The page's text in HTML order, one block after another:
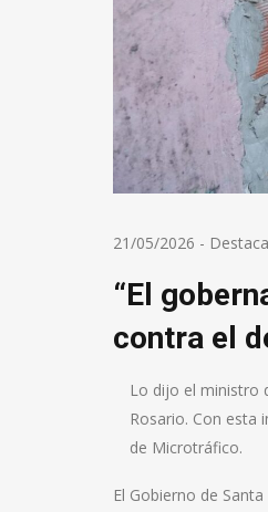
21/05/2026 -
“El
contra el
Lo dijo el ministro
Rosario. Con esta
de Microtráfico.
El Gobierno de